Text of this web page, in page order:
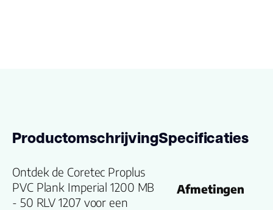
Productomschrijving
Ontdek de Coretec Proplus
PVC Plank Imperial 1200 MB
- 50 RLV 1207 voor een
Specificaties
Afmetingen